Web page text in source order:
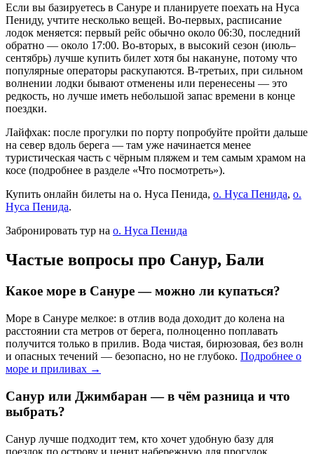
Если вы базируетесь в Сануре и планируете поехать на Нуса
Пениду, учтите несколько вещей. Во-первых, расписание
лодок меняется: первый рейс обычно около 06:30, последний
обратно — около 17:00. Во-вторых, в высокий сезон (июль–
сентябрь) лучше купить билет хотя бы накануне, потому что
популярные операторы раскупаются. В-третьих, при сильном
волнении лодки бывают отменены или перенесены — это
редкость, но лучше иметь небольшой запас времени в конце
поездки.
Лайфхак: после прогулки по порту попробуйте пройти дальше
на север вдоль берега — там уже начинается менее
туристическая часть с чёрным пляжем и тем самым храмом на
косе (подробнее в разделе «Что посмотреть»).
Купить онлайн билеты на о. Нуса Пенида, о. Нуса Пенида, о.
Нуса Пенида.
Забронировать тур на о. Нуса Пенида
Частые вопросы про Санур, Бали
Какое море в Сануре — можно ли купаться?
Море в Сануре мелкое: в отлив вода доходит до колена на
расстоянии ста метров от берега, полноценно поплавать
получится только в прилив. Вода чистая, бирюзовая, без волн
и опасных течений — безопасно, но не глубоко. Подробнее о
море и приливах →
Санур или Джимбаран — в чём разница и что
выбрать?
Санур лучше подходит тем, кто хочет удобную базу для
поездок по острову и ценит набережную для прогулок.